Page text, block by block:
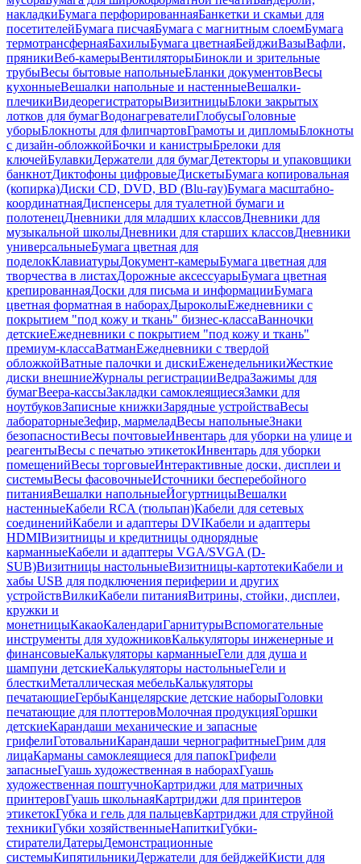
накладкиБумага перфорированнаяБанкетки и скамьи для
посетителейБумага писчаяБумага с магнитным слоемБумага
термотрансфернаяБахилыБумага цветнаяБейджиВазыВафли,
пряникиВеб-камерыВентиляторыБинокли и зрительные
трубыВесы бытовые напольныеБланки документовВесы
кухонныеВешалки напольные и настенныеВешалки-
плечикиВидеорегистраторыВизитницыБлоки закрытых
лотков для бумагВодонагревателиГлобусыГоловные
уборыБлокноты для флипчартовГрамоты и дипломыБлокноты
с дизайн-обложкойБочки и канистрыБрелоки для
ключейБулавкиДержатели для бумагДетекторы и упаковщики
банкнотДиктофоны цифровыеДискетыБумага копировальная
(копирка)Диски CD, DVD, BD (Blu-ray)Бумага масштабно-
координатнаяДиспенсеры для туалетной бумаги и
полотенецДневники для младших классовДневники для
музыкальной школыДневники для старших классовДневники
универсальныеБумага цветная для
поделокКлавиатурыДокумент-камерыБумага цветная для
творчества в листахДорожные аксессуарыБумага цветная
крепированнаяДоски для письма и информацииБумага
цветная форматная в наборахДыроколыЕжедневники с
покрытием "под кожу и ткань" бизнес-классаВанночки
детскиеЕжедневники с покрытием "под кожу и ткань"
премиум-классаВатманЕжедневники с твердой
обложкойВатные палочки и дискиЕженедельникиЖесткие
диски внешниеЖурналы регистрацииВедраЗажимы для
бумагВеера-кассыЗакладки самоклеящиесяЗамки для
ноутбуковЗаписные книжкиЗарядные устройстваВесы
лабораторныеЗефир, мармеладВесы напольныеЗнаки
безопасностиВесы почтовыеИнвентарь для уборки на улице и
реагентыВесы с печатью этикетокИнвентарь для уборки
помещенийВесы торговыеИнтерактивные доски, дисплеи и
системыВесы фасовочныеИсточники бесперебойного
питанияВешалки напольныеЙогуртницыВешалки
настенныеКабели RCA (тюльпан)Кабели для сетевых
соединенийКабели и адаптеры DVIКабели и адаптеры
HDMIВизитницы и кредитницы однорядные
карманныеКабели и адаптеры VGA/SVGA (D-
SUB)Визитницы настольныеВизитницы-картотекиКабели и
хабы USB для подключения периферии и других
устройствВилкиКабели питанияВитрины, стойки, дисплеи,
кружки и
монетницыКакаоКалендариГарнитурыВспомогательные
инструменты для художниковКалькуляторы инженерные и
финансовыеКалькуляторы карманныеГели для душа и
шампуни детскиеКалькуляторы настольныеГели и
блесткиМеталлическая мебельКалькуляторы
печатающиеГербыКанцелярские детские наборыГоловки
печатающие для плоттеровМолочная продукцияГоршки
детскиеКарандаши механические и запасные
грифелиГотовальниКарандаши чернографитныеГрим для
лицаКарманы самоклеящиеся для папокГрифели
запасныеГуашь художественная в наборахГуашь
художественная поштучноКартриджи для матричных
принтеровГуашь школьнаяКартриджи для принтеров
этикетокГубка и гель для пальцевКартриджи для струйной
техникиГубки хозяйственныеНапиткиГубки-
стирателиДатерыДемонстрационные
системыКипятильникиДержатели для бейджейКисти для